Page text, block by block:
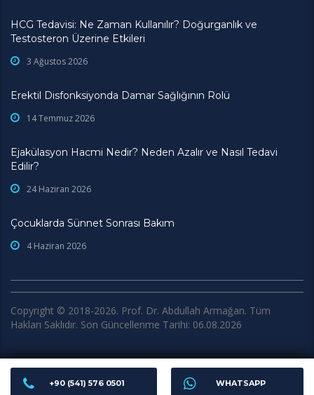
+90 (541) 576 0501 WHATSAPP
HCG Tedavisi: Ne Zaman Kullanılır? Doğurganlık ve
Testosteron Üzerine Etkileri
3 Ağustos 2026
Erektil Disfonksiyonda Damar Sağlığının Rolü
14 Temmuz 2026
Ejakülasyon Hacmi Nedir? Neden Azalır ve Nasıl Tedavi
Edilir?
24 Haziran 2026
Çocuklarda Sünnet Sonrası Bakım
4 Haziran 2026
Copyright © 2018-2026. Prof. Dr. Abdullah Armağan. Tüm
Hakları Saklıdır. Son Güncellenme Tarihi: 06.08.2026